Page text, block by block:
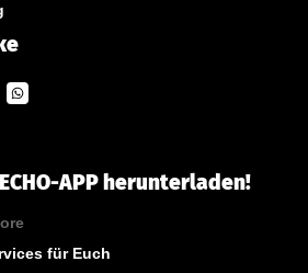
APP herunterladen!
für Euch